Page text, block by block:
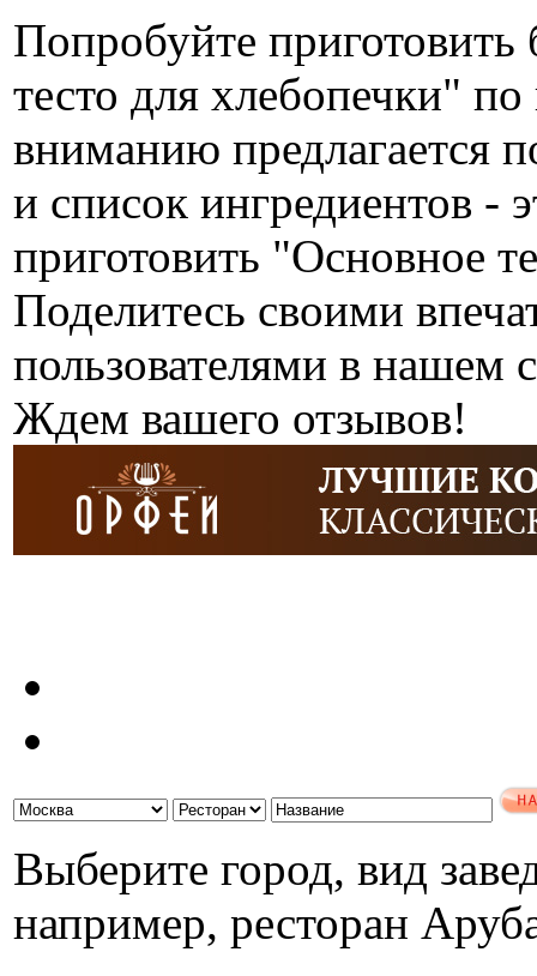
Попробуйте
тесто для хлебопечки"
вниманию предлагается
и список ингредиентов -
приготовить "Основное
Поделитесь своими
пользователями в нашем
Ждем вашего отзывов!
Выберите город, вид
например, ресторан